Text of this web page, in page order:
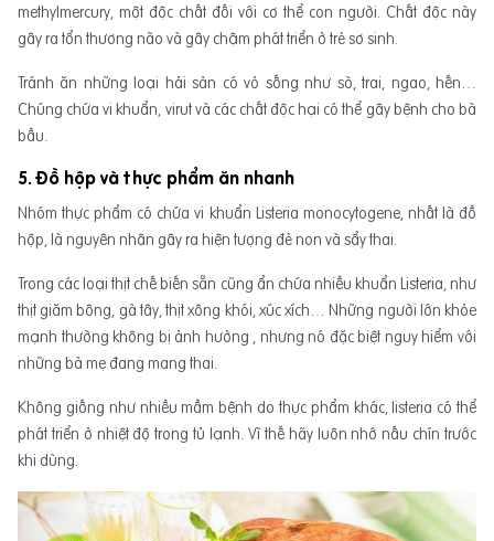
methylmercury, một độc chất đối với cơ thể con người. Chất độc này
gây ra tổn thương não và gây chậm phát triển ở trẻ sơ sinh.
Tránh ăn những loại hải sản có vỏ sống như sò, trai, ngao, hến…
Chúng chứa vi khuẩn, virut và các chất độc hại có thể gây bệnh cho bà
bầu.
5. Đồ hộp và thực phẩm ăn nhanh
Nhóm thực phẩm có chứa vi khuẩn Listeria monocytogene, nhất là đồ
hộp, là nguyên nhân gây ra hiện tượng đẻ non và sẩy thai.
Trong các loại thịt chế biến sẵn cũng ẩn chứa nhiều khuẩn Listeria, như
thịt giăm bông, gà tây, thịt xông khói, xúc xích… Những người lớn khỏe
mạnh thường không bị ảnh hưởng , nhưng nó đặc biệt nguy hiểm với
những bà mẹ đang mang thai.
Không giống như nhiều mầm bệnh do thực phẩm khác, listeria có thể
phát triển ở nhiệt độ trong tủ lạnh. Vì thế hãy luôn nhớ nấu chín trước
khi dùng.